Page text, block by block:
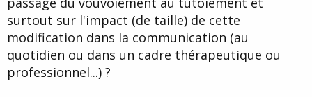
d
e
a
d
i
t
surtout sur l'impact (de taille) de cette
modification dans la communication (au
quotidien ou dans un cadre thérapeutique ou
professionnel...) ?